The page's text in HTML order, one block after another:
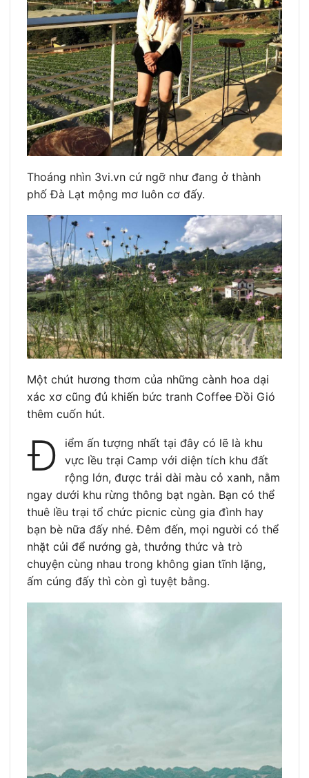
Thoáng nhìn 3vi.vn cứ ngỡ như đang ở thành
phố Đà Lạt mộng mơ luôn cơ đấy.
Một chút hương thơm của những cành hoa dại
xác xơ cũng đủ khiến bức tranh Coffee Đồi Gió
thêm cuốn hút.
Đ
iểm ấn tượng nhất tại đây có lẽ là khu
vực lều trại Camp với diện tích khu đất
rộng lớn, được trải dài màu cỏ xanh, nằm
ngay dưới khu rừng thông bạt ngàn. Bạn có thể
thuê lều trại tổ chức picnic cùng gia đình hay
bạn bè nữa đấy nhé. Đêm đến, mọi người có thể
nhặt củi để nướng gà, thưởng thức và trò
chuyện cùng nhau trong không gian tĩnh lặng,
ấm cúng đấy thì còn gì tuyệt bằng.